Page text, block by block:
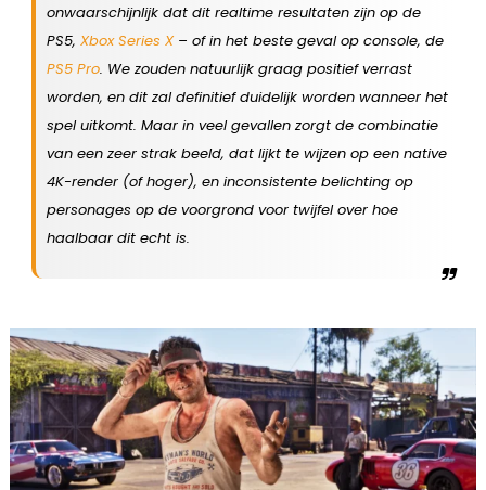
onwaarschijnlijk dat dit realtime resultaten zijn op de
PS5, Xbox Series X– of in het beste geval op console, de
PS5 Pro. We zouden natuurlijk graag positief verrast
worden, en dit zal definitief duidelijk worden wanneer het
spel uitkomt. Maar in veel gevallen zorgt de combinatie
van een zeer strak beeld, dat lijkt te wijzen op een native
4K-render (of hoger), en inconsistente belichting op
personages op de voorgrond voor twijfel over hoe
haalbaar dit echt is.